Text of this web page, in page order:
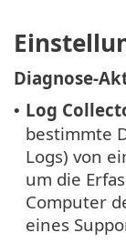
Diagnose-
• Log
bestimmte
Logs) von
um die
Computer
eines